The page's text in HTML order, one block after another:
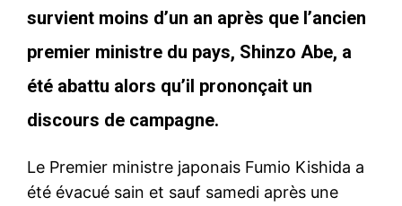
survient moins d’un an après que l’ancien
premier ministre du pays, Shinzo Abe, a
été abattu alors qu’il prononçait un
discours de campagne.
Le Premier ministre japonais Fumio Kishida a
été évacué sain et sauf samedi après une